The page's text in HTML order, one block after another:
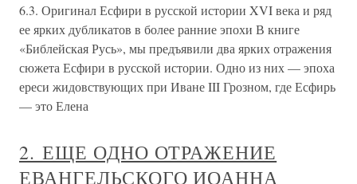
6.3. Оригинал Есфири в русской истории XVI века и ряд
ее ярких дубликатов в более ранние эпохи В книге
«Библейская Русь», мы предъявили два ярких отражения
сюжета Есфири в русской истории. Одно из них — эпоха
ереси жидовствующих при Иване III Грозном, где Есфирь
— это Елена
2. ЕЩЕ ОДНО ОТРАЖЕНИЕ
ЕВАНГЕЛЬСКОГО ИОАННА